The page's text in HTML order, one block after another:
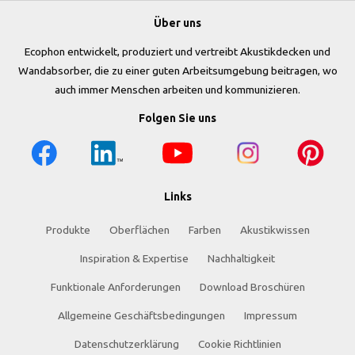
Über uns
Ecophon entwickelt, produziert und vertreibt Akustikdecken und
Wandabsorber, die zu einer guten Arbeitsumgebung beitragen, wo
auch immer Menschen arbeiten und kommunizieren.
Folgen Sie uns
Links
Produkte Oberflächen Farben Akustikwissen
Inspiration & Expertise Nachhaltigkeit
Funktionale Anforderungen Download Broschüren
Allgemeine Geschäftsbedingungen Impressum
Datenschutzerklärung Cookie Richtlinien